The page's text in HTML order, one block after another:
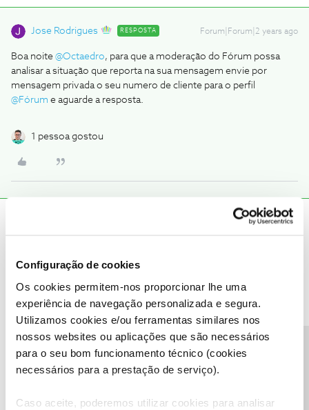
Configuração de cookies
Os cookies permitem-nos proporcionar lhe uma
experiência de navegação personalizada e segura.
Utilizamos cookies e/ou ferramentas similares nos
nossos websites ou aplicações que são necessários
para o seu bom funcionamento técnico (cookies
necessários para a prestação de serviço).
Caso aceite, poderemos utilizar cookies para analisar
Jose Rodrigues RESPOSTA Forum|Forum|2 years ago
Boa noite @Octaedro, para que a moderação do Fórum possa
analisar a situação que reporta na sua mensagem envie por
mensagem privada o seu numero de cliente para o perfil
@Fórum e aguarde a resposta.
1 pessoa gostou
Forum|Forum|2 years ago
se há muito a fazer
1 pessoa gostou
Forum|Forum|2 years ago
Boa tarde @Octaedro,